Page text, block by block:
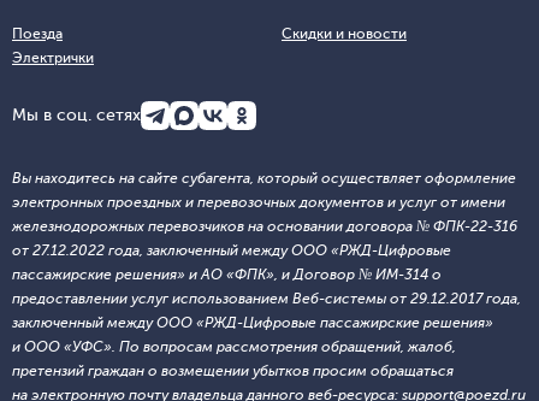
Поезда
Электрички
Скидки и новости
Мы в соц. сетях
Вы находитесь на сайте субагента, который осуществляет оформление
электронных проездных и перевозочных документов и услуг от имени
железнодорожных перевозчиков на основании договора № ФПК-22-316
от 27.12.2022 года, заключенный между ООО «РЖД-Цифровые
пассажирские решения» и АО «ФПК», и Договор № ИМ-314 о
предоставлении услуг использованием Веб-системы от 29.12.2017 года,
заключенный между ООО «РЖД-Цифровые пассажирские решения»
и ООО «УФС». По вопросам рассмотрения обращений, жалоб,
претензий граждан о возмещении убытков просим обращаться
на электронную почту владельца данного веб-ресурса: support@poezd.ru